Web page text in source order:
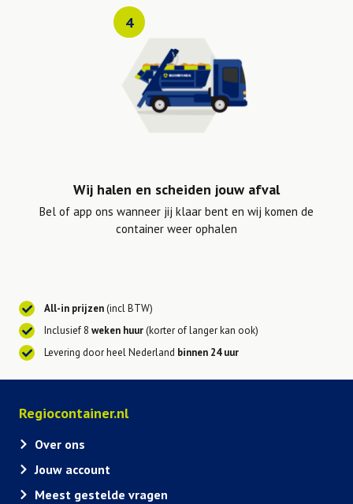
4
Wij halen en scheiden jouw afval
Bel of app ons wanneer jij klaar bent en wij komen de
container weer ophalen
All-in prijzen(incl BTW)
Inclusief 8 weken huur(korter of langer kan ook)
Levering door heel Nederland binnen 24 uur
Regiocontainer.nl
Over ons
Jouw account
Meest gestelde vragen